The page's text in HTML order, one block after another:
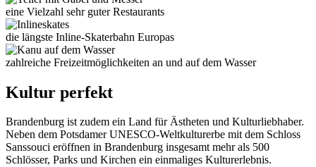
eine Vielzahl sehr guter Restaurants
die längste Inline-Skaterbahn Europas
zahlreiche Freizeitmöglichkeiten an und auf dem Wasser
Kultur perfekt
Brandenburg ist zudem ein Land für Ästheten und Kulturliebhaber.
Neben dem Potsdamer UNESCO-Weltkulturerbe mit dem Schloss
Sanssouci eröffnen in Brandenburg insgesamt mehr als 500
Schlösser, Parks und Kirchen ein einmaliges Kulturerlebnis.